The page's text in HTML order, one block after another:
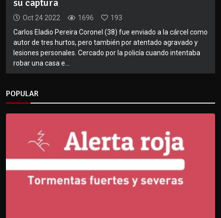
su captura
Oct 24 2022 1696
193
Carlos Eladio Pereira Coronel (38) fue enviado a la cárcel como
autor de tres hurtos, pero también por atentado agravado y
lesiones personales. Cercado por la policía cuando intentaba
robar una casa e...
POPULAR